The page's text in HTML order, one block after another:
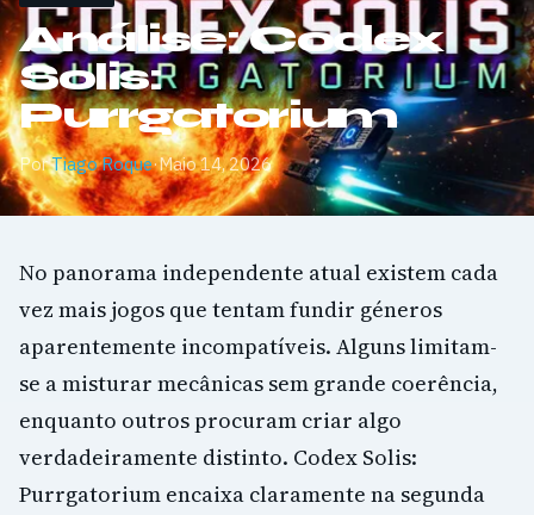
Análise: Codex
Solis:
Purrgatorium
PorTiago Roque·Maio 14, 2026
No panorama independente atual existem cada
vez mais jogos que tentam fundir géneros
aparentemente incompatíveis. Alguns limitam-
se a misturar mecânicas sem grande coerência,
enquanto outros procuram criar algo
verdadeiramente distinto. Codex Solis:
Purrgatorium encaixa claramente na segunda